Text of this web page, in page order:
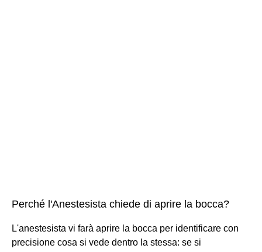
Perché l'Anestesista chiede di aprire la bocca?
L'anestesista vi farà aprire la bocca per identificare con
precisione cosa si vede dentro la stessa: se si